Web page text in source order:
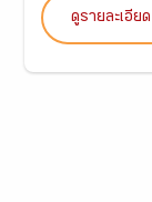
ดูรายละเอียด